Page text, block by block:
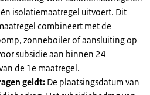
isolatiemaatregel uitvoert. Dit
combineert met de
zonneboiler of aansluiting op
subsidie aan binnen 24
de 1e maatregel.
geldt: De plaatsingsdatum van